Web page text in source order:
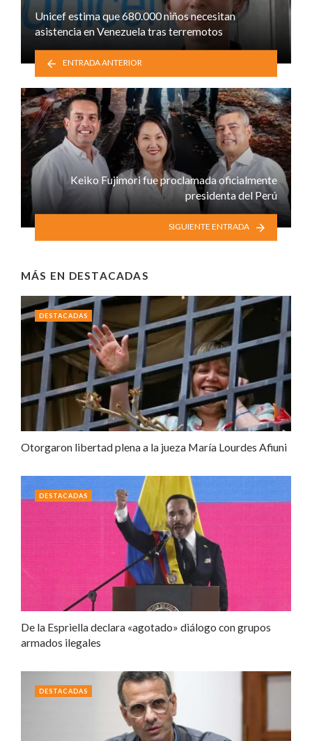
Unicef estima que 680.000 niños necesitan
asistencia en Venezuela tras terremotos
ENTRADA ANTERIOR
Keiko Fujimori fue proclamada oficialmente
presidenta del Perú
SIGUIENTE ENTRADA
MÁS EN DESTACADAS
Otorgaron libertad plena a la jueza María Lourdes Afiuni
DESTACADAS
De la Espriella declara «agotado» diálogo con grupos
armados ilegales
DESTACADAS
DESTACADAS